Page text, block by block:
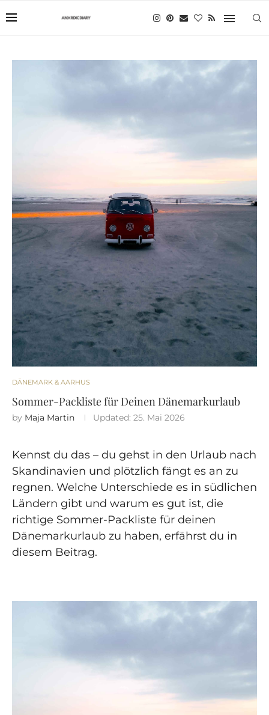
DÄNEMARK & AARHUS
Sommer-Packliste für Deinen Dänemarkurlaub
by Maja Martin Updated: 25. Mai 2026
Kennst du das – du gehst in den Urlaub nach
Skandinavien und plötzlich fängt es an zu
regnen. Welche Unterschiede es in südlichen
Ländern gibt und warum es gut ist, die
richtige Sommer-Packliste für deinen
Dänemarkurlaub zu haben, erfährst du in
diesem Beitrag.